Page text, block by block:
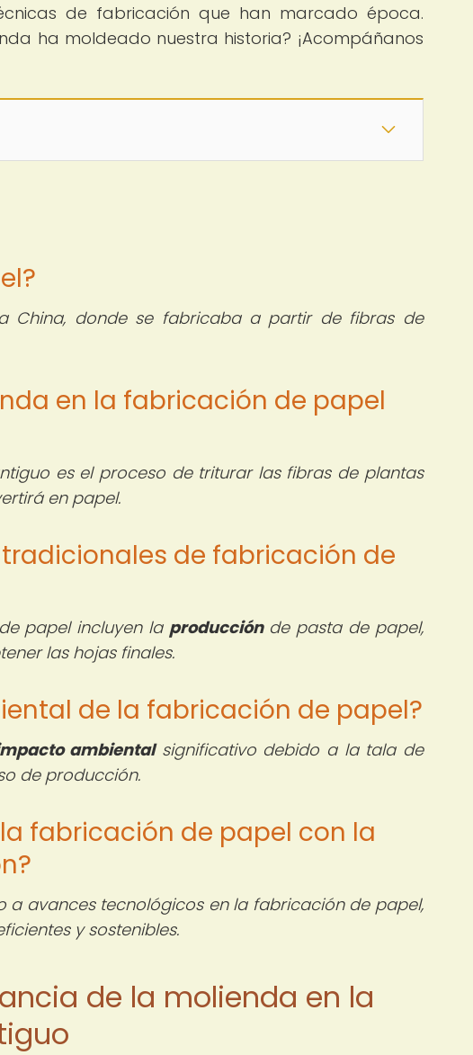
de fabricación que han marcado época.
ha moldeado nuestra historia? ¡Acompáñanos
China, donde se fabricaba a partir de fibras de
en la fabricación de papel
es el proceso de triturar las fibras de plantas
en papel.
de fabricación de
papel incluyen la producciónde pasta de papel,
las hojas finales.
de la fabricación de papel?
ambientalsignificativo debido a la tala de
de producción.
fabricación de papel con la
a avances tecnológicos en la fabricación de papel,
y sostenibles.
de la molienda en la